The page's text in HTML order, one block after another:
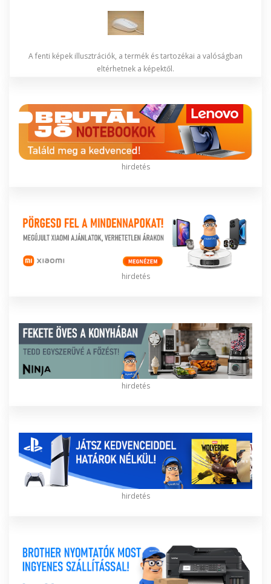
A fenti képek illusztrációk, a termék és tartozékai a valóságban
eltérhetnek a képektől.
hirdetés
hirdetés
hirdetés
hirdetés